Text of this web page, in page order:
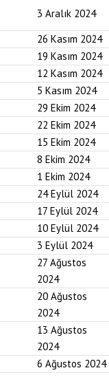
3 Aralık 2024
26 Kasım 2024
19 Kasım 2024
12 Kasım 2024
5 Kasım 2024
29 Ekim 2024
22 Ekim 2024
15 Ekim 2024
8 Ekim 2024
1 Ekim 2024
24 Eylül 2024
17 Eylül 2024
10 Eylül 2024
3 Eylül 2024
27 Ağustos
2024
20 Ağustos
2024
13 Ağustos
2024
6 Ağustos 2024